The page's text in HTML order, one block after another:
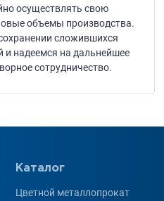
осуществлять свою
объемы производства.
сложившихся
и надеемся на дальнейшее
сотрудничество.
Каталог
Цветной металлопрокат